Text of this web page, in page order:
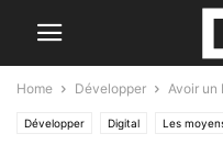
Home Développer Avoir un
Développer Digital Les